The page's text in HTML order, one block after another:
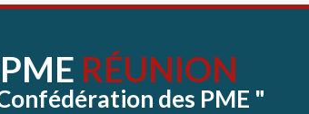
RÉUNION
des PME "